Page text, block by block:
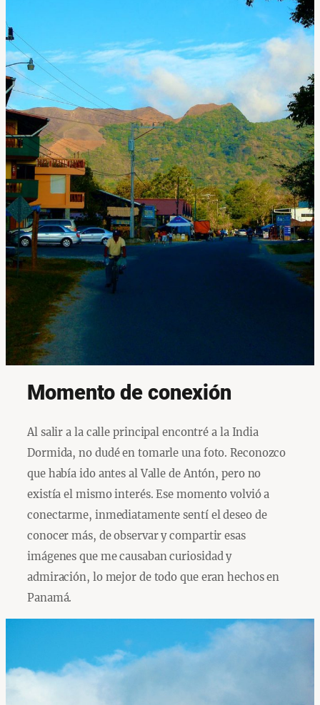
Momento de conexión
Al salir a la calle principal encontré a la India
Dormida, no dudé en tomarle una foto. Reconozco
que había ido antes al Valle de Antón, pero no
existía el mismo interés. Ese momento volvió a
conectarme, inmediatamente sentí el deseo de
conocer más, de observar y compartir esas
imágenes que me causaban curiosidad y
admiración, lo mejor de todo que eran hechos en
Panamá.